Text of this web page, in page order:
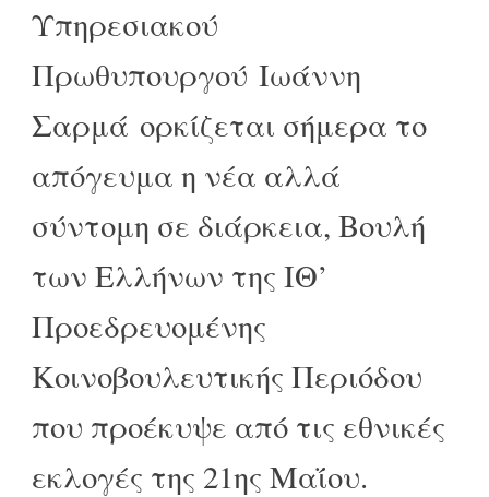
Υπηρεσιακού
Πρωθυπουργού Ιωάννη
Σαρμά ορκίζεται σήμερα το
απόγευμα η νέα αλλά
σύντομη σε διάρκεια, Βουλή
των Ελλήνων της ΙΘ’
Προεδρευομένης
Κοινοβουλευτικής Περιόδου
που προέκυψε από τις εθνικές
εκλογές της 21ης Μαΐου.